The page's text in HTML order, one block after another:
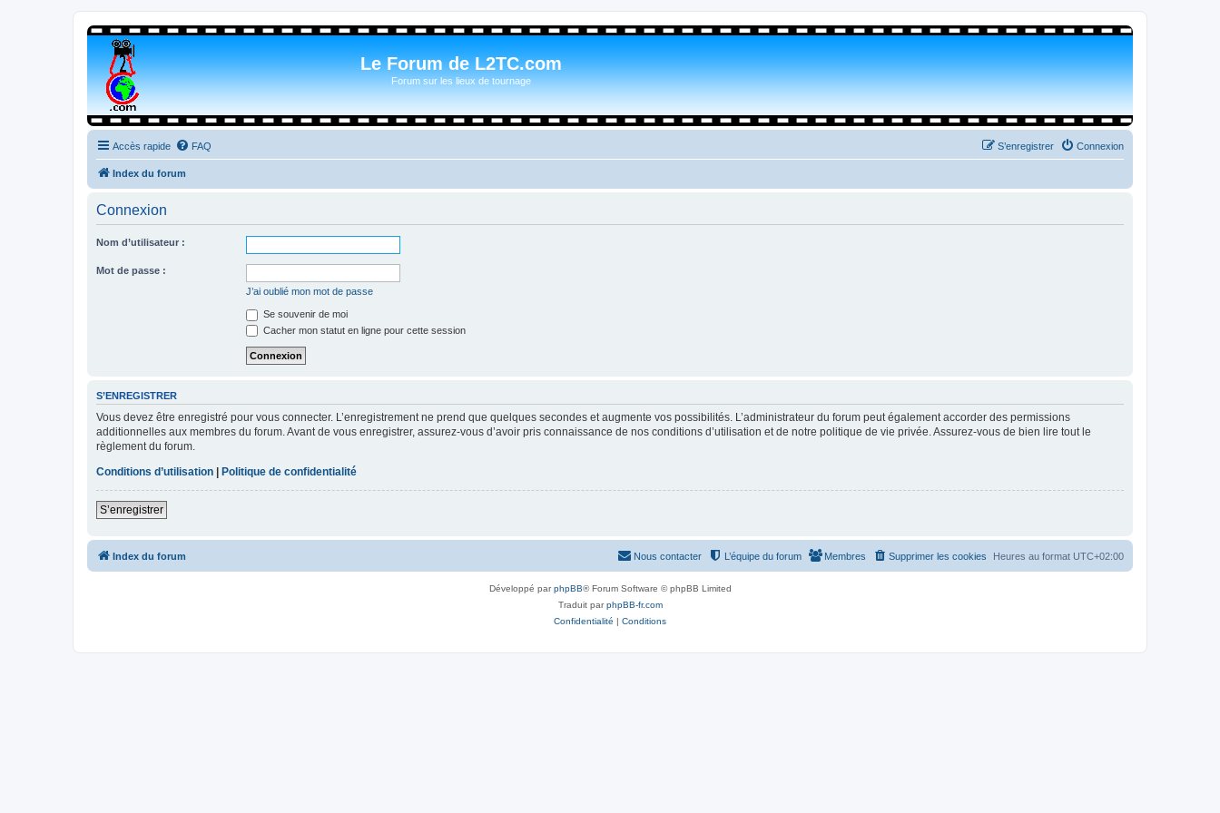
Le Forum de L2TC.com
Forum sur les lieux de tournage
Accès rapide FAQ Connexion
S’enregistrer
Index du forum
Connexion
Nom d’utilisateur :
Mot de passe :
J’ai oublié mon mot de passe
Se souvenir de moi
Cacher mon statut en ligne pour cette session
S’ENREGISTRER
Vous devez être enregistré pour vous connecter. L’enregistrement ne prend que quelques secondes et augmente vos possibilités. L’administrateur du forum peut également accorder des permissions
additionnelles aux membres du forum. Avant de vous enregistrer, assurez-vous d’avoir pris connaissance de nos conditions d’utilisation et de notre politique de vie privée. Assurez-vous de bien lire tout le
règlement du forum.
Conditions d’utilisation | Politique de confidentialité
S’enregistrer
Index du forum Heures au format UTC+02:00
Supprimer les cookies
Membres
L’équipe du forum
Nous contacter
Développé parphpBB® Forum Software © phpBB Limited
Traduit parphpBB-fr.com
Confidentialité | Conditions